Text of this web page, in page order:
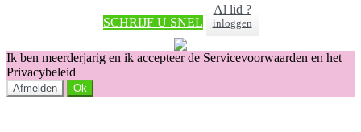
SCHRIJF U SNEL
Al lid ?
inloggen
Ik ben meerderjarig en ik accepteer de Servicevoorwaarden en het
Privacybeleid
Afmelden Ok